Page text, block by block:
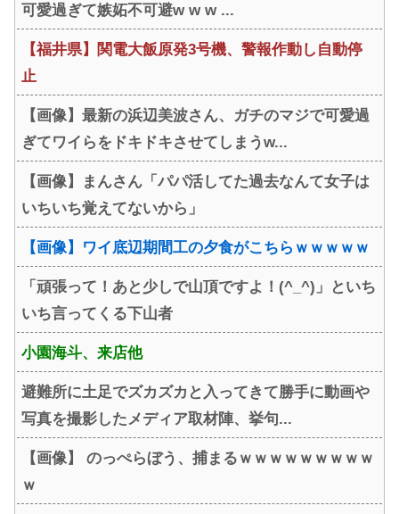
可愛過ぎて嫉妬不可避w w w ...
【福井県】関電大飯原発3号機、警報作動し自動停
止
【画像】最新の浜辺美波さん、ガチのマジで可愛過
ぎてワイらをドキドキさせてしまうw...
【画像】まんさん「パパ活してた過去なんて女子は
いちいち覚えてないから」
【画像】ワイ底辺期間工の夕食がこちらｗｗｗｗｗ
「頑張って！あと少しで山頂ですよ！(^_^)」といち
いち言ってくる下山者
小園海斗、来店他
避難所に土足でズカズカと入ってきて勝手に動画や
写真を撮影したメディア取材陣、挙句...
【画像】 のっぺらぼう、捕まるｗｗｗｗｗｗｗｗｗ
ｗ